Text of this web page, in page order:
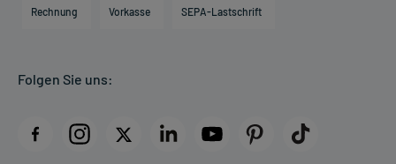
Direktabrechnung PKV
AGB
Datenschutz
Rechnung Vorkasse SEPA-Lastschrift
Folgen Sie uns: